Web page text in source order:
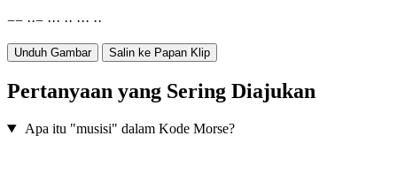
−− ··− ··· ·· ··· ··
Unduh Gambar Salin ke Papan Klip
Pertanyaan yang Sering Diajukan
Apa itu "musisi" dalam Kode Morse?